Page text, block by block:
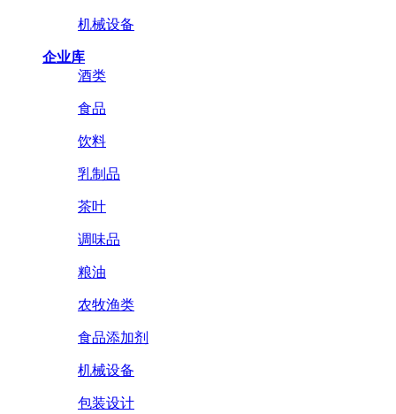
机械设备
企业库
酒类
食品
饮料
乳制品
茶叶
调味品
粮油
农牧渔类
食品添加剂
机械设备
包装设计